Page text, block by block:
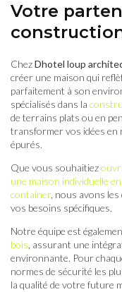
Votre
ChezDhotel loup
créer une maison qui
parfaitement à son
spécialisés dans la
de terrains plats ou en
transformer vos idées en
épurés.
Que vous souhaitiez
une maison individuelle
container, nous avons
vos besoins spécifiques.
Notre équipe est
bois , assurant une
environnante. Pour
normes de sécurité les
la qualité de votre future